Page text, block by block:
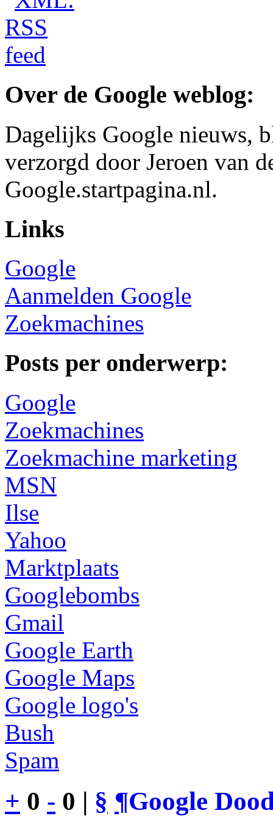
Over de Google weblog:
Dagelijks Google nieuws,
verzorgd door Jeroen van
Google.startpagina.nl.
Links
Google
Aanmelden Google
Zoekmachines
Posts per onderwerp:
Google
Zoekmachines
Zoekmachine marketing
MSN
Ilse
Yahoo
Marktplaats
Googlebombs
Gmail
Google Earth
Google Maps
Google logo's
Bush
Spam
+ 0 - 0 | § ¶Google